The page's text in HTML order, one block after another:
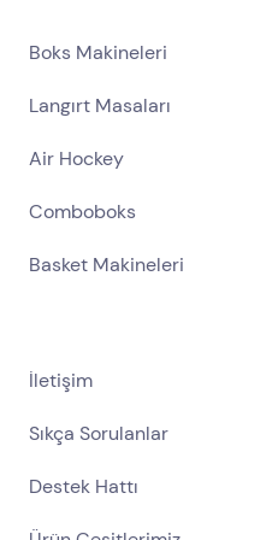
Boks Makineleri
Langırt Masaları
Air Hockey
Comboboks
Basket Makineleri
İletişim
Sıkça Sorulanlar
Destek Hattı